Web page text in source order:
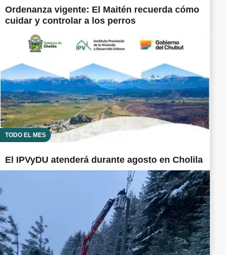
Ordenanza vigente: El Maitén recuerda cómo
cuidar y controlar a los perros
TODO EL MES
El IPVyDU atenderá durante agosto en Cholila